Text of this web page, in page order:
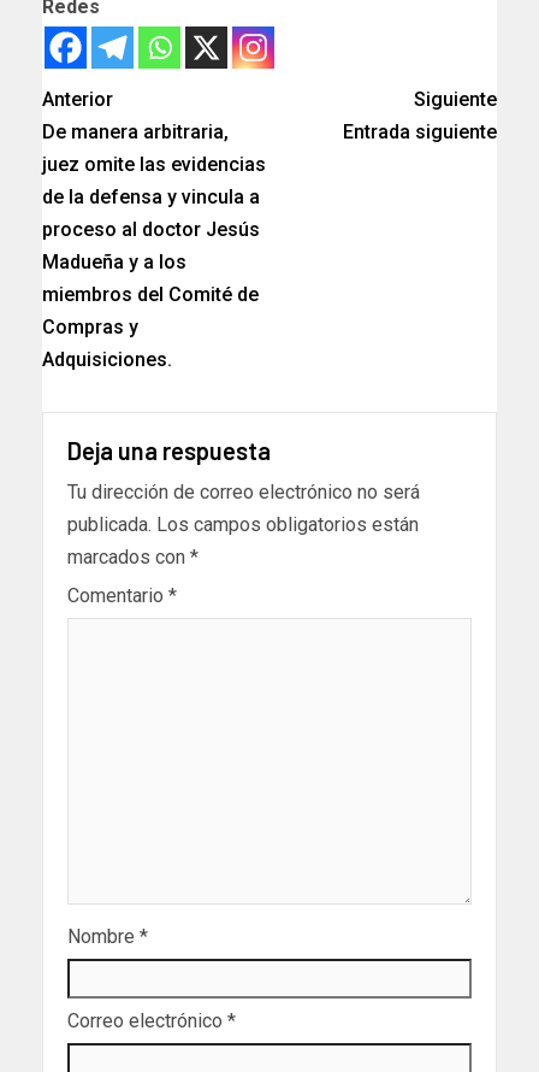
Redes
Anterior
De manera arbitraria,
juez omite las evidencias
de la defensa y vincula a
proceso al doctor Jesús
Madueña y a los
miembros del Comité de
Compras y
Adquisiciones.
Siguiente
Entrada siguiente
Deja una respuesta
Tu dirección de correo electrónico no será
publicada. Los campos obligatorios están
marcados con *
Comentario *
Nombre *
Correo electrónico *